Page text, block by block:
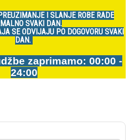
I SLANJE ROBE RADE
SVAKI DAN.
SE ODVIJAJU PO DOGOVORU SVAKI
DAN.
zaprimamo: 00:00 -
24:00